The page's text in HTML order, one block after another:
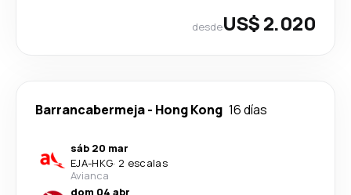
desdeUS$ 2.020
Barrancabermeja- Hong Kong 16 días
sáb 20 mar
EJA-HKG· 2 escalas
Avianca
dom 04 abr